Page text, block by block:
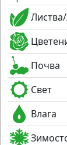
Почва
Свет
Влага